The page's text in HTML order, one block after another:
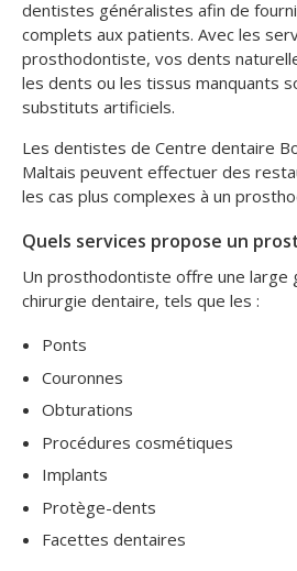
dentistes généralistes afin de
complets aux patients. Avec les
prosthodontiste, vos dents
les dents ou les tissus manquants
substituts artificiels.
Les dentistes de Centre dentaire
Maltais peuvent effectuer des
les cas plus complexes à un
Quels services propose un
Un prosthodontiste offre une large
chirurgie dentaire, tels que les :
Ponts
Couronnes
Obturations
Procédures cosmétiques
Implants
Protège-dents
Facettes dentaires